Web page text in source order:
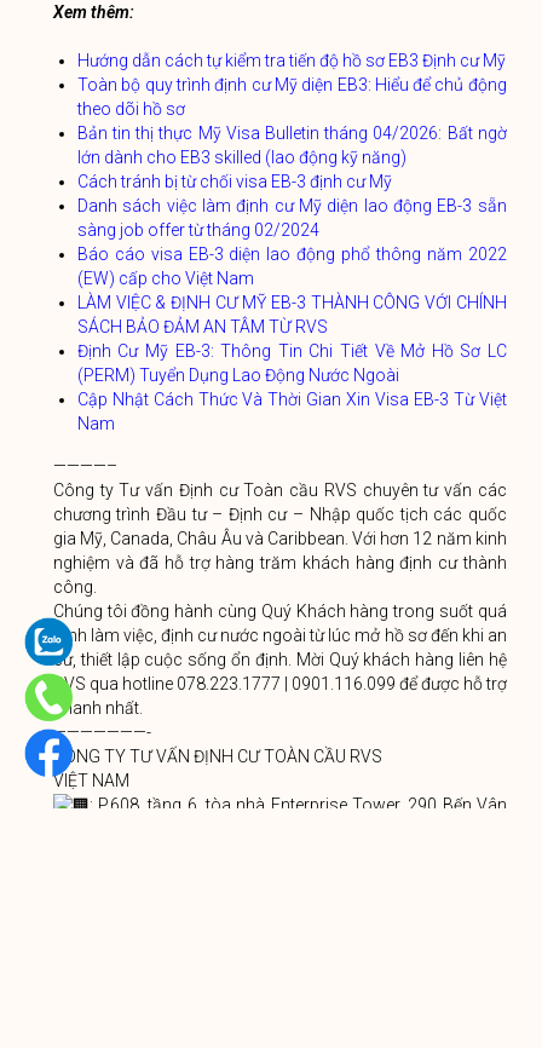
Xem thêm:
Hướng dẫn cách tự kiểm tra tiến độ hồ sơ EB3 Định cư Mỹ
Toàn bộ quy trình định cư Mỹ diện EB3: Hiểu để chủ động
theo dõi hồ sơ
Bản tin thị thực Mỹ Visa Bulletin tháng 04/2026: Bất ngờ
lớn dành cho EB3 skilled (lao động kỹ năng)
Cách tránh bị từ chối visa EB-3 định cư Mỹ
Danh sách việc làm định cư Mỹ diện lao động EB-3 sẵn
sàng job offer từ tháng 02/2024
Báo cáo visa EB-3 diện lao động phổ thông năm 2022
(EW) cấp cho Việt Nam
LÀM VIỆC & ĐỊNH CƯ MỸ EB-3 THÀNH CÔNG VỚI CHÍNH
SÁCH BẢO ĐẢM AN TÂM TỪ RVS
Định Cư Mỹ EB-3: Thông Tin Chi Tiết Về Mở Hồ Sơ LC
(PERM) Tuyển Dụng Lao Động Nước Ngoài
Cập Nhật Cách Thức Và Thời Gian Xin Visa EB-3 Từ Việt
Nam
————–
Công ty Tư vấn Định cư Toàn cầu RVS chuyên tư vấn các
chương trình Đầu tư – Định cư – Nhập quốc tịch các quốc
gia Mỹ, Canada, Châu Âu và Caribbean. Với hơn 12 năm kinh
nghiệm và đã hỗ trợ hàng trăm khách hàng định cư thành
công.
Chúng tôi đồng hành cùng Quý Khách hàng trong suốt quá
trình làm việc, định cư nước ngoài từ lúc mở hồ sơ đến khi an
cư, thiết lập cuộc sống ổn định. Mời Quý khách hàng liên hệ
RVS qua hotline 078.223.1777 | 0901.116.099 để được hỗ trợ
nhanh nhất.
———————-
CÔNG TY TƯ VẤN ĐỊNH CƯ TOÀN CẦU RVS
VIỆT NAM
: P.608, tầng 6, tòa nhà Enterprise Tower, 290 Bến Vân